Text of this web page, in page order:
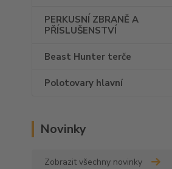
PERKUSNÍ ZBRANĚ A
PŘÍSLUŠENSTVÍ
Beast Hunter terče
Polotovary hlavní
Novinky
Zobrazit všechny novinky